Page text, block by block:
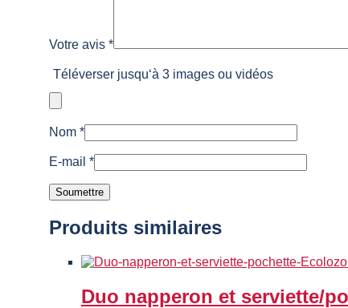
Votre avis *
Téléverser jusqu‘à 3 images ou vidéos
Nom *
E-mail *
Produits similaires
Duo napperon et serviette/